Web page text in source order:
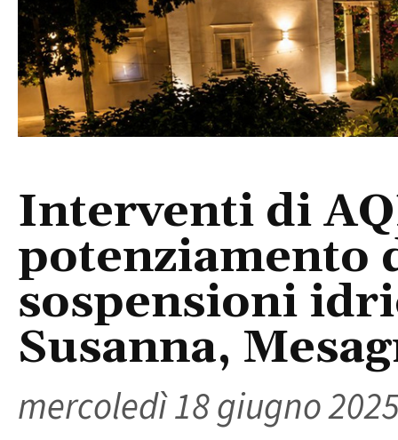
Interventi di
potenziamento
sospensioni
Susanna,
mercoledì 18 giugno